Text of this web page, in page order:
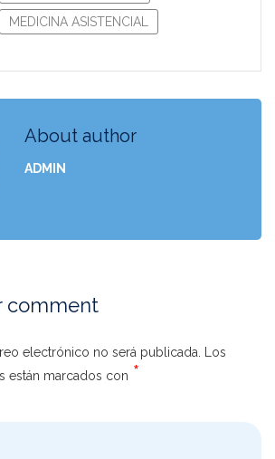
MEDICINA ASISTENCIAL
About author
ADMIN
comment
electrónico no será publicada. Los
están marcados con *